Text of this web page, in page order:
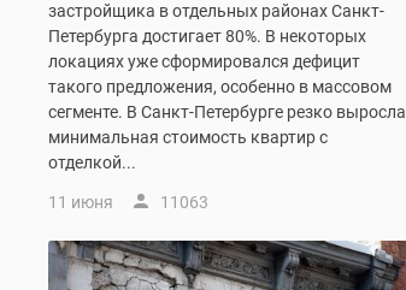
комнатные
Военная
ипотека
Покупателю
Новостройки
Санкт-
Петербурга
новостроек
ипотека
Аналитика
застройщика в отдельных районах Санкт-
Петербурга достигает 80%. В некоторых
локациях уже сформировался дефицит
такого предложения, особенно в массовом
сегменте. В Санкт-Петербурге резко выросла
минимальная стоимость квартир с
отделкой...
11 июня 11063